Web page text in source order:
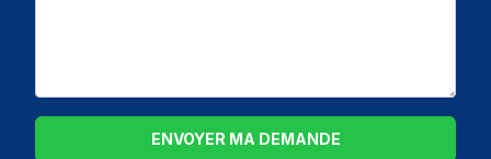
ENVOYER MA DEMANDE